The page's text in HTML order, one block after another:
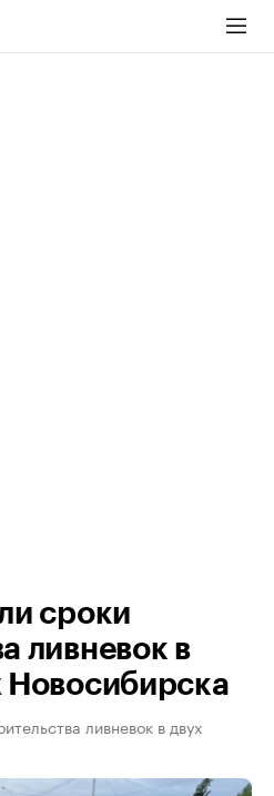
сроки
ливневок в
Новосибирска
ливневок в двух